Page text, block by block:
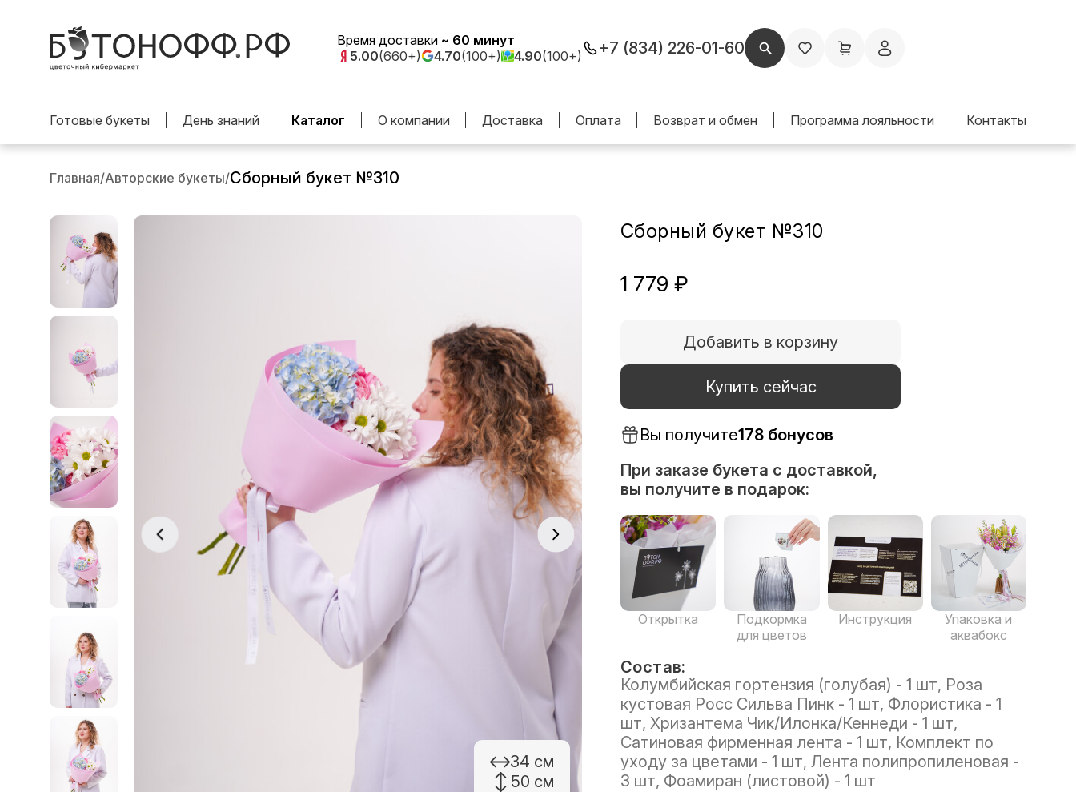
Время доставки ~ 60 минут
5.00(660+) 4.70(100+) 4.90(100+) +7 (834) 226-01-60
Готовые букеты День знаний Каталог О компании Доставка Оплата Возврат и обмен Программа лояльности Контакты
Главная/Авторские букеты/Сборный букет №310
34 см
50 см
Сборный букет №310
1 779 ₽
Добавить в корзину
Купить сейчас
Вы получите178 бонусов
При заказе букета с доставкой,
вы получите в подарок:
Открытка
Подкормка
для цветов
Инструкция
Упаковка и
аквабокс
Состав:
Колумбийская гортензия (голубая) - 1 шт, Роза
кустовая Росс Сильва Пинк - 1 шт, Флористика - 1
шт, Хризантема Чик/Илонка/Кеннеди - 1 шт,
Сатиновая фирменная лента - 1 шт, Комплект по
уходу за цветами - 1 шт, Лента полипропиленовая -
3 шт, Фоамиран (листовой) - 1 шт